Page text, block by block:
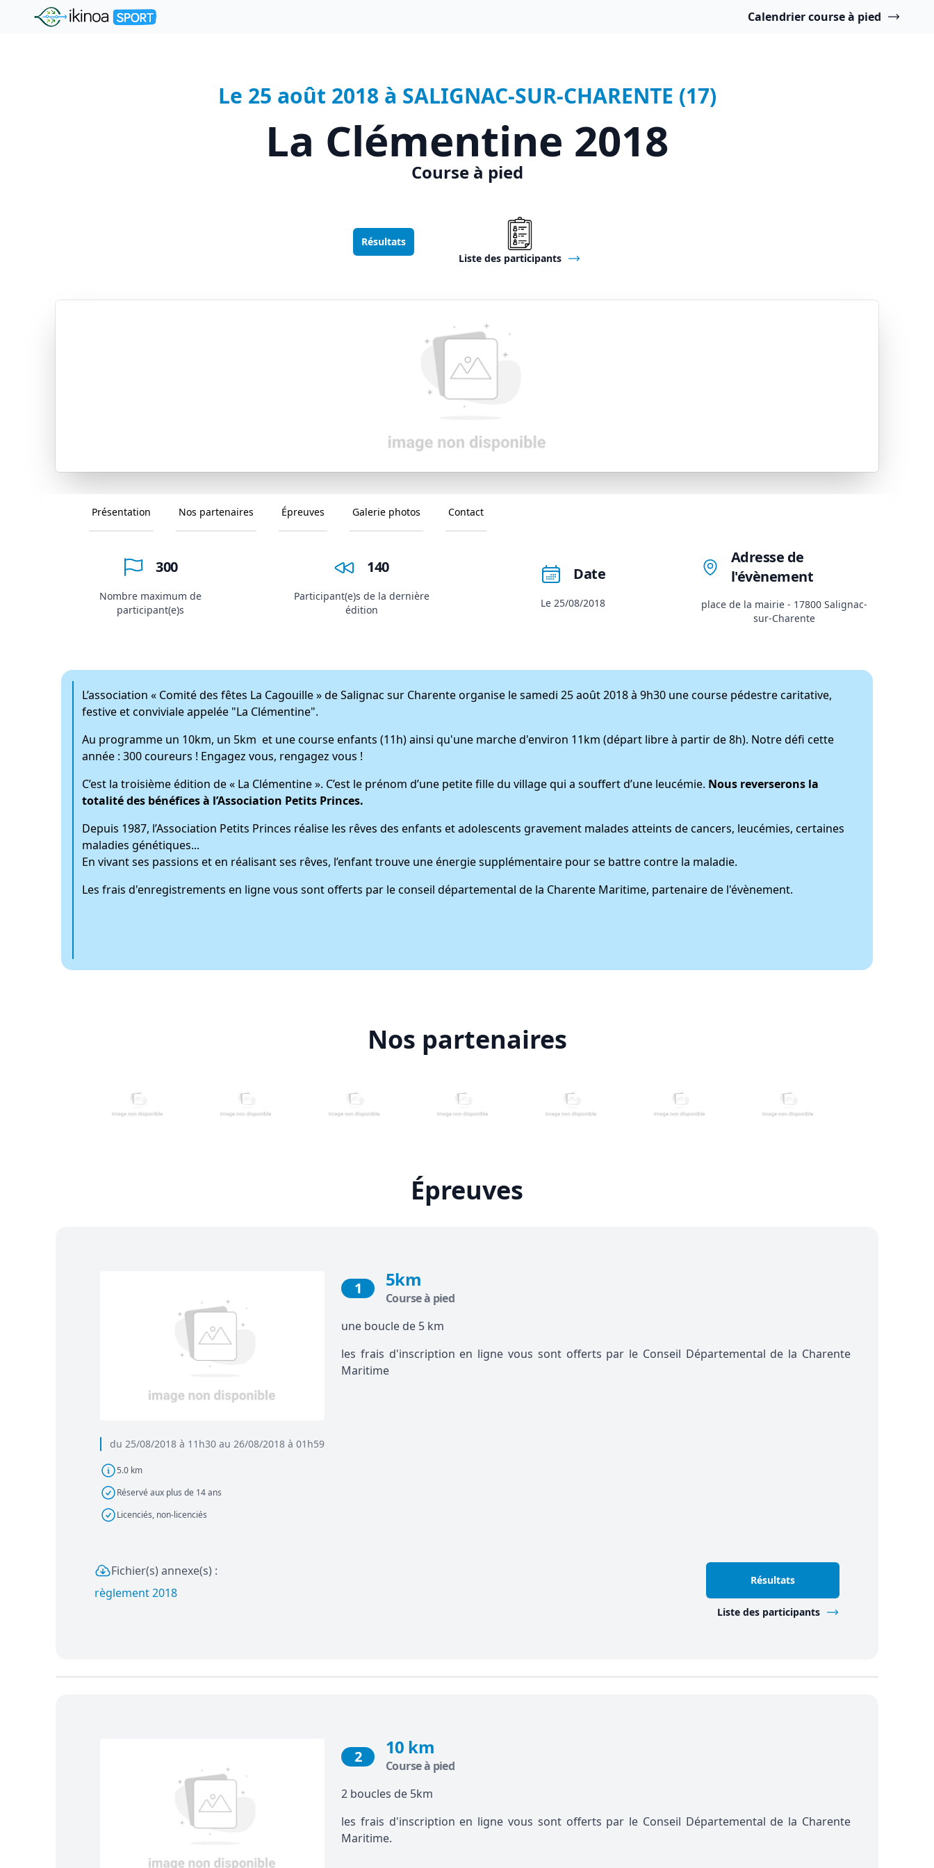
"Ikinoa Sport" Calendrier course à pied
Le 25 août 2018 à SALIGNAC-SUR-CHARENTE (17)
La Clémentine 2018
Course à pied
Résultats
Liste des participants
Présentation Nos partenaires Épreuves Galerie photos Contact
300
Nombre maximum de
participant(e)s
140
Participant(e)s de la dernière
édition
Date
Le 25/08/2018
Adresse de
l'évènement
place de la mairie - 17800 Salignac-
sur-Charente
L’association « Comité des fêtes La Cagouille » de Salignac sur Charente organise le samedi 25 août 2018 à 9h30 une course pédestre caritative,
festive et conviviale appelée "La Clémentine".
Au programme un 10km, un 5km et une course enfants (11h) ainsi qu'une marche d'environ 11km (départ libre à partir de 8h). Notre défi cette
année : 300 coureurs ! Engagez vous, rengagez vous !
C’est la troisième édition de « La Clémentine ». C’est le prénom d’une petite fille du village qui a souffert d’une leucémie. Nous reverserons la
totalité des bénéfices à l’Association Petits Princes.
Depuis 1987, l’Association Petits Princes réalise les rêves des enfants et adolescents gravement malades atteints de cancers, leucémies, certaines
maladies génétiques...
En vivant ses passions et en réalisant ses rêves, l’enfant trouve une énergie supplémentaire pour se battre contre la maladie.
Les frais d'enregistrements en ligne vous sont offerts par le conseil départemental de la Charente Maritime, partenaire de l'évènement.
Nos partenaires
Épreuves
du 25/08/2018 à 11h30 au 26/08/2018 à 01h59
5.0 km
Réservé aux plus de 14 ans
Licenciés, non-licenciés
1 5km
Course à pied
une boucle de 5 km
les frais d'inscription en ligne vous sont offerts par le Conseil Départemental de la Charente
Maritime
Fichier(s) annexe(s) :
règlement 2018
Résultats
Liste des participants
2 10 km
Course à pied
2 boucles de 5km
les frais d'inscription en ligne vous sont offerts par le Conseil Départemental de la Charente
Maritime.